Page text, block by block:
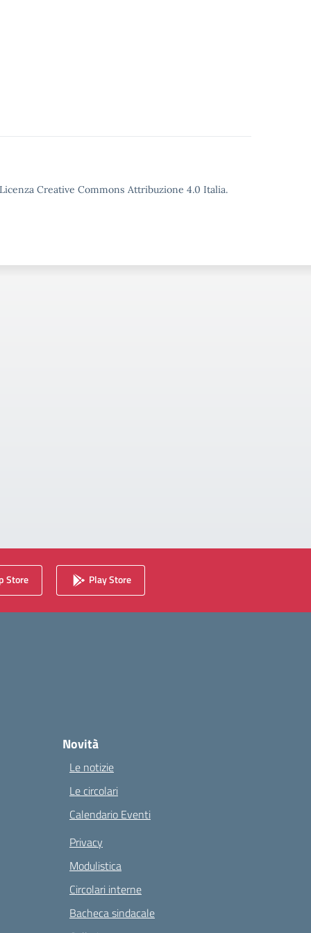
Creative Commons Attribuzione 4.0 Italia.
Store Play Store
Novità
Le notizie
Le circolari
Calendario Eventi
Privacy
Modulistica
Circolari interne
Bacheca sindacale